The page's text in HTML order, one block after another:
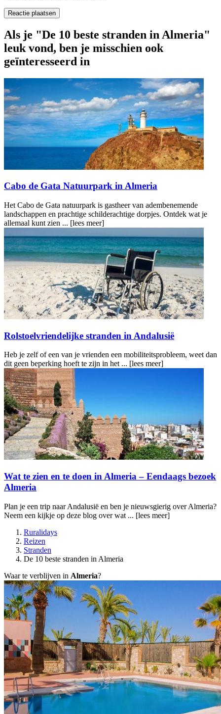
Als je "De 10 beste stranden in Almeria"
leuk vond, ben je misschien ook
geïnteresseerd in
Cabo de Gata Natuurpark in Almeria
Het Cabo de Gata natuurpark is gastheer van adembenemende
landschappen en prachtige schilderachtige dorpjes. Ontdek wat je
allemaal kunt zien ... [lees meer]
Rolstoelvriendelijke stranden in Andalusië
Heb je zelf of een van je vrienden een mobiliteitsprobleem, weet dan
dit geen beperking hoeft te zijn in het ... [lees meer]
Wat te zien en te doen in Almeria – Eendaags bezoek
Almeria
Plan je een trip naar Andalusië en ben je nieuwsgierig over Almeria?
Neem een kijkje op deze blog over wat ... [lees meer]
Ruralidays
Reizen
Stranden
De 10 beste stranden in Almeria
Waar te verblijven in Almeria?